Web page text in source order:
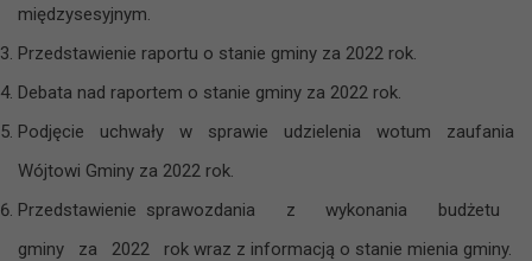
międzysesyjnym.
Przedstawienie raportu o stanie gminy za 2022 rok.
Debata nad raportem o stanie gminy za 2022 rok.
Podjęcie uchwały w sprawie udzielenia wotum zaufania
Wójtowi Gminy za 2022 rok.
Przedstawienie sprawozdania z wykonania budżetu
gminy za 2022 rok wraz z informacją o stanie mienia gminy.